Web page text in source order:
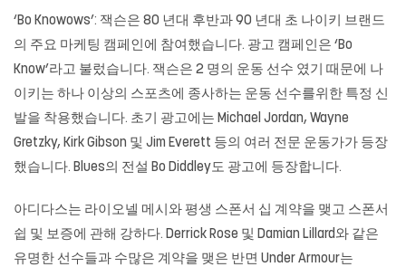
‘Bo Knowows’: 잭슨은 80 년대 후반과 90 년대 초 나이키 브랜드
의 주요 마케팅 캠페인에 참여했습니다. 광고 캠페인은 ‘Bo
Know’라고 불렀습니다. 잭슨은 2 명의 운동 선수 였기 때문에 나
이키는 하나 이상의 스포츠에 종사하는 운동 선수를위한 특정 신
발을 착용했습니다. 초기 광고에는 Michael Jordan, Wayne
Gretzky, Kirk Gibson 및 Jim Everett 등의 여러 전문 운동가가 등장
했습니다. Blues의 전설 Bo Diddley도 광고에 등장합니다.
아디다스는 라이오넬 메시와 평생 스폰서 십 계약을 맺고 스폰서
쉽 및 보증에 관해 강하다. Derrick Rose 및 Damian Lillard와 같은
유명한 선수들과 수많은 계약을 맺은 반면 Under Armour는